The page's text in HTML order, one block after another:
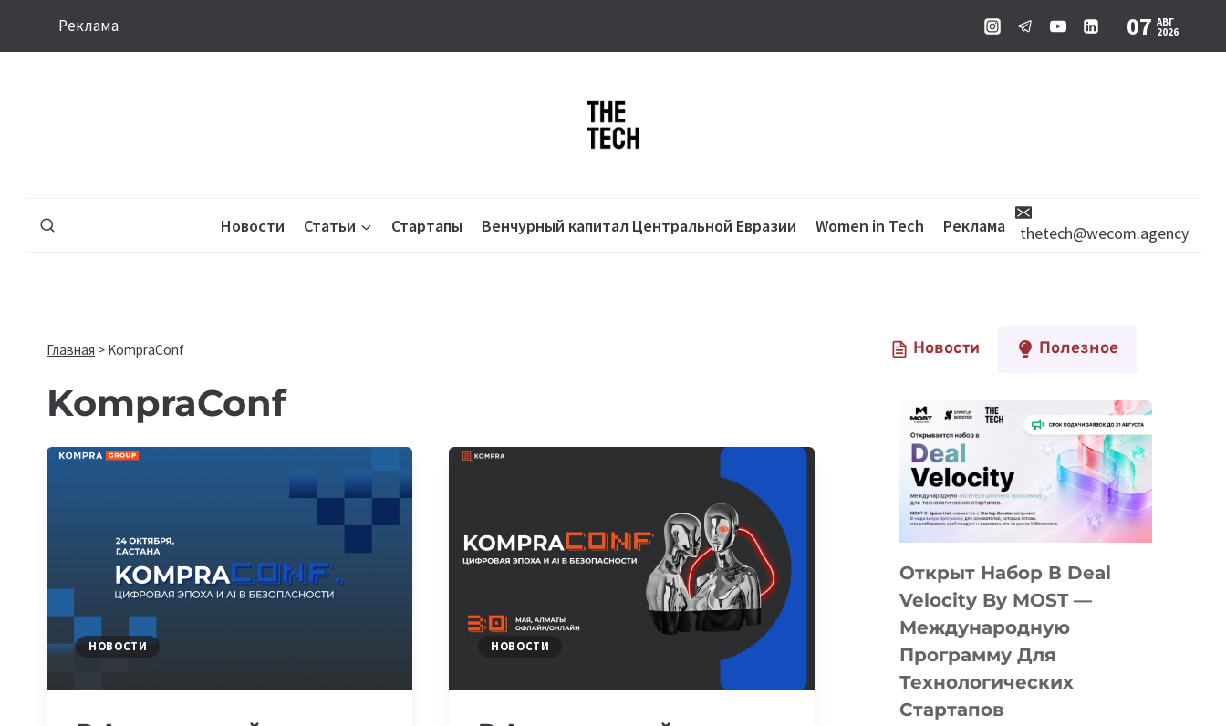
Реклама 07 АВГ
2026
Новости Статьи Стартапы Венчурный капитал Центральной Евразии Women in Tech Реклама thetech@wecom.agency
Главная > KompraConf
KompraConf
НОВОСТИ НОВОСТИ
Новости Полезное
Открыт Набор В Deal
Velocity By MOST —
Международную
Программу Для
Технологических
Стартапов